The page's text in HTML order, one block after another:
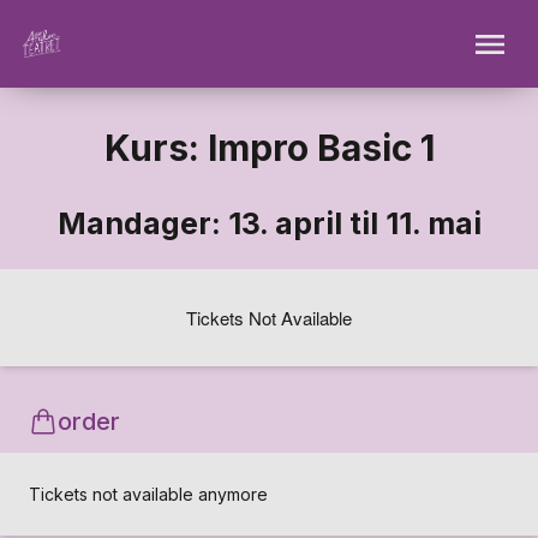
Kurs: Impro Basic 1
Mandager: 13. april til 11. mai
Tickets Not Available
order
Tickets not available anymore